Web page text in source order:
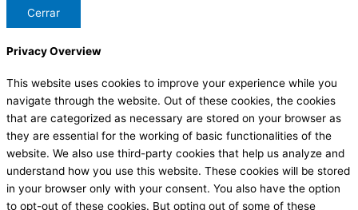
Cerrar
Privacy Overview
This website uses cookies to improve your experience while you
navigate through the website. Out of these cookies, the cookies
that are categorized as necessary are stored on your browser as
they are essential for the working of basic functionalities of the
website. We also use third-party cookies that help us analyze and
understand how you use this website. These cookies will be stored
in your browser only with your consent. You also have the option
to opt-out of these cookies. But opting out of some of these